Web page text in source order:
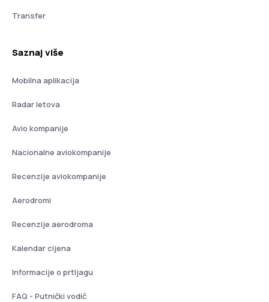
Transfer
Saznaj više
Mobilna aplikacija
Radar letova
Avio kompanije
Nacionalne aviokompanije
Recenzije aviokompanije
Aerodromi
Recenzije aerodroma
Kalendar cijena
Informacije o prtljagu
FAQ - Putnički vodič